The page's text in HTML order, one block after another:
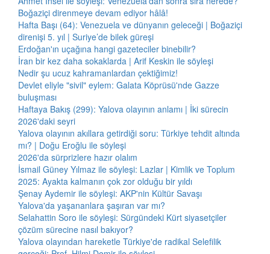
Boğaziçi direnmeye devam ediyor hâlâ!
Hafta Başı (64): Venezuela ve dünyanın geleceği | Boğaziçi
direnişi 5. yıl | Suriye’de bilek güreşi
Erdoğan'ın uçağına hangi gazeteciler binebilir?
İran bir kez daha sokaklarda | Arif Keskin ile söyleşi
Nedir şu ucuz kahramanlardan çektiğimiz!
Devlet eliyle "sivil" eylem: Galata Köprüsü'nde Gazze
buluşması
Haftaya Bakış (299): Yalova olayının anlamı | İki sürecin
2026'daki seyri
Yalova olayının akıllara getirdiği soru: Türkiye tehdit altında
mı? | Doğu Eroğlu ile söyleşi
2026'da sürprizlere hazır olalım
İsmail Güney Yılmaz ile söyleşi: Lazlar | Kimlik ve Toplum
2025: Ayakta kalmanın çok zor olduğu bir yıldı
Şenay Aydemir ile söyleşi: AKP'nin Kültür Savaşı
Yalova'da yaşananlara şaşıran var mı?
Selahattin Soro ile söyleşi: Sürgündeki Kürt siyasetçiler
çözüm sürecine nasıl bakıyor?
Yalova olayından hareketle Türkiye'de radikal Selefilik